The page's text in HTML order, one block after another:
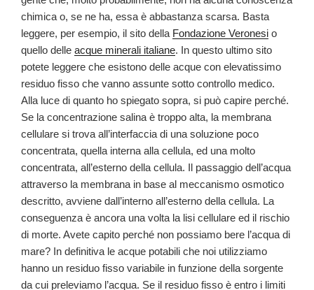
chimica o, se ne ha, essa è abbastanza scarsa. Basta
leggere, per esempio, il sito della Fondazione Veronesi o
quello delle acque minerali italiane. In questo ultimo sito
potete leggere che esistono delle acque con elevatissimo
residuo fisso che vanno assunte sotto controllo medico.
Alla luce di quanto ho spiegato sopra, si può capire perché.
Se la concentrazione salina è troppo alta, la membrana
cellulare si trova all’interfaccia di una soluzione poco
concentrata, quella interna alla cellula, ed una molto
concentrata, all’esterno della cellula. Il passaggio dell’acqua
attraverso la membrana in base al meccanismo osmotico
descritto, avviene dall’interno all’esterno della cellula. La
conseguenza è ancora una volta la lisi cellulare ed il rischio
di morte. Avete capito perché non possiamo bere l’acqua di
mare? In definitiva le acque potabili che noi utilizziamo
hanno un residuo fisso variabile in funzione della sorgente
da cui preleviamo l’acqua. Se il residuo fisso è entro i limiti